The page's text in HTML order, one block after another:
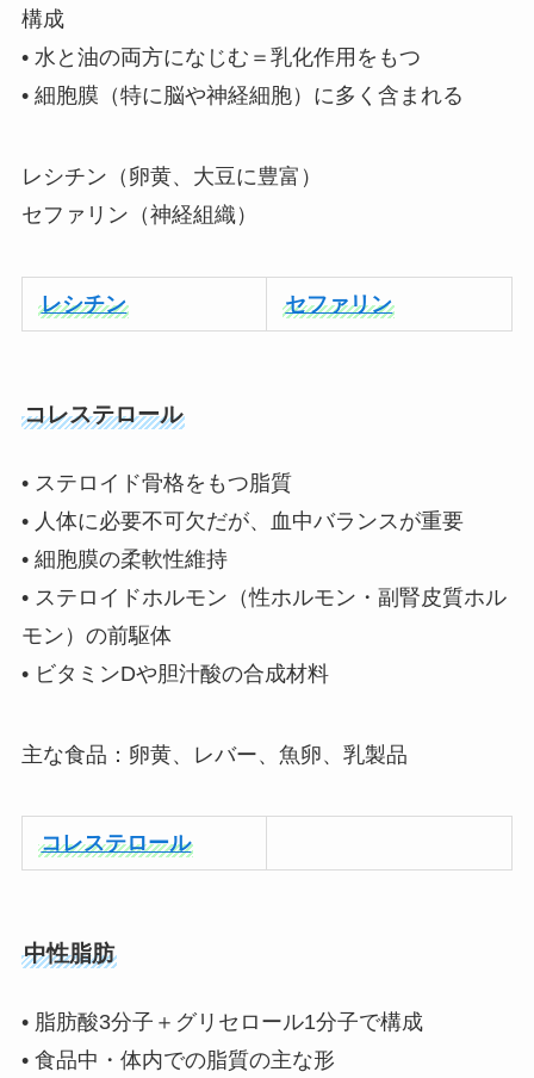
構成
• 水と油の両方になじむ＝乳化作用をもつ
• 細胞膜（特に脳や神経細胞）に多く含まれる
レシチン（卵黄、大豆に豊富）
セファリン（神経組織）
レシチン セファリン
コレステロール
• ステロイド骨格をもつ脂質
• 人体に必要不可欠だが、血中バランスが重要
• 細胞膜の柔軟性維持
• ステロイドホルモン（性ホルモン・副腎皮質ホル
モン）の前駆体
• ビタミンDや胆汁酸の合成材料
主な食品：卵黄、レバー、魚卵、乳製品
コレステロール
中性脂肪
• 脂肪酸3分子＋グリセロール1分子で構成
• 食品中・体内での脂質の主な形